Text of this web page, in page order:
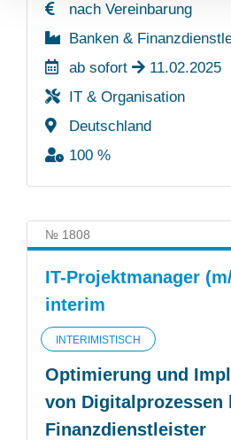
nach Vereinbarung
Banken &
ab sofort
11.02.2025
IT & Organisation
Deutschland
100 %
№ 1808
IT-Projektmanager
interim
INTERIMISTISCH
Optimierung und
von Digitalprozessen
Finanzdienstleister